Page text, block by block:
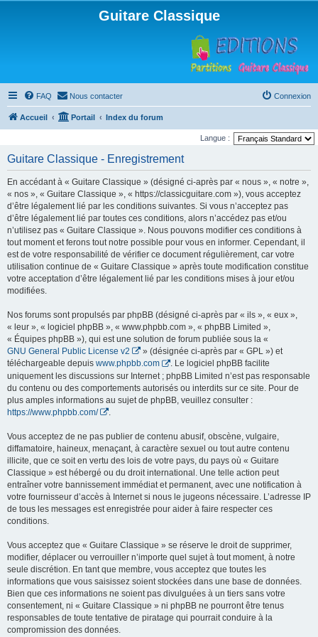
Guitare Classique
FAQ Nous contacter Connexion
Accueil Portail Index du forum
Langue :
Guitare Classique - Enregistrement
En accédant à « Guitare Classique » (désigné ci-après par « nous », « notre »,
« nos », « Guitare Classique », « https://classicguitare.com »), vous acceptez
d’être légalement lié par les conditions suivantes. Si vous n’acceptez pas
d’être légalement lié par toutes ces conditions, alors n’accédez pas et/ou
n’utilisez pas « Guitare Classique ». Nous pouvons modifier ces conditions à
tout moment et ferons tout notre possible pour vous en informer. Cependant, il
est de votre responsabilité de vérifier ce document régulièrement, car votre
utilisation continue de « Guitare Classique » après toute modification constitue
votre acceptation d’être légalement lié par les conditions mises à jour et/ou
modifiées.
Nos forums sont propulsés par phpBB (désigné ci-après par « ils », « eux »,
« leur », « logiciel phpBB », « www.phpbb.com », « phpBB Limited »,
« Équipes phpBB »), qui est une solution de forum publiée sous la «
GNU General Public License v2
» (désignée ci-après par « GPL ») et
téléchargeable depuis www.phpbb.com
. Le logiciel phpBB facilite
uniquement les discussions sur Internet ; phpBB Limited n’est pas responsable
du contenu ou des comportements autorisés ou interdits sur ce site. Pour de
plus amples informations au sujet de phpBB, veuillez consulter :
https://www.phpbb.com/
Vous acceptez de ne pas publier de contenu abusif, obscène, vulgaire,
diffamatoire, haineux, menaçant, à caractère sexuel ou tout autre contenu
illicite, que ce soit en vertu des lois de votre pays, du pays où « Guitare
Classique » est hébergé ou du droit international. Une telle action peut
entraîner votre bannissement immédiat et permanent, avec une notification à
votre fournisseur d’accès à Internet si nous le jugeons nécessaire. L’adresse IP
de tous les messages est enregistrée pour aider à faire respecter ces
conditions.
Vous acceptez que « Guitare Classique » se réserve le droit de supprimer,
modifier, déplacer ou verrouiller n’importe quel sujet à tout moment, à notre
seule discrétion. En tant que membre, vous acceptez que toutes les
informations que vous saisissez soient stockées dans une base de données.
Bien que ces informations ne soient pas divulguées à un tiers sans votre
consentement, ni « Guitare Classique » ni phpBB ne pourront être tenus
responsables de toute tentative de piratage qui pourrait conduire à la
compromission des données.